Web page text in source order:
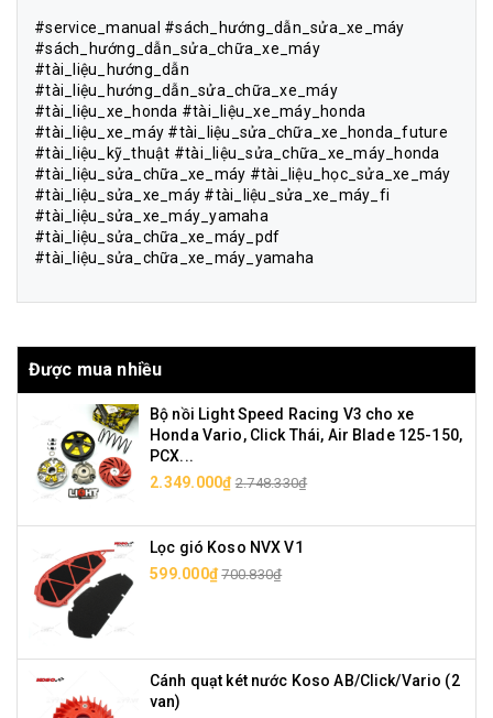
#service_manual #sách_hướng_dẫn_sửa_xe_máy
#sách_hướng_dẫn_sửa_chữa_xe_máy
#tài_liệu_hướng_dẫn
#tài_liệu_hướng_dẫn_sửa_chữa_xe_máy
#tài_liệu_xe_honda #tài_liệu_xe_máy_honda
#tài_liệu_xe_máy #tài_liệu_sửa_chữa_xe_honda_future
#tài_liệu_kỹ_thuật #tài_liệu_sửa_chữa_xe_máy_honda
#tài_liệu_sửa_chữa_xe_máy #tài_liệu_học_sửa_xe_máy
#tài_liệu_sửa_xe_máy #tài_liệu_sửa_xe_máy_fi
#tài_liệu_sửa_xe_máy_yamaha
#tài_liệu_sửa_chữa_xe_máy_pdf
#tài_liệu_sửa_chữa_xe_máy_yamaha
Được mua nhiều
Bộ nồi Light Speed Racing V3 cho xe
Honda Vario, Click Thái, Air Blade 125-150,
PCX...
2.349.000₫ 2.748.330₫
Lọc gió Koso NVX V1
599.000₫ 700.830₫
Cánh quạt két nước Koso AB/Click/Vario (2
van)